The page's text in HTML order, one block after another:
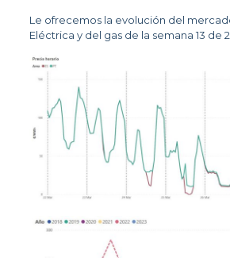
Le ofrecemos la evolución del
Eléctrica y del gas de la semana 13 de